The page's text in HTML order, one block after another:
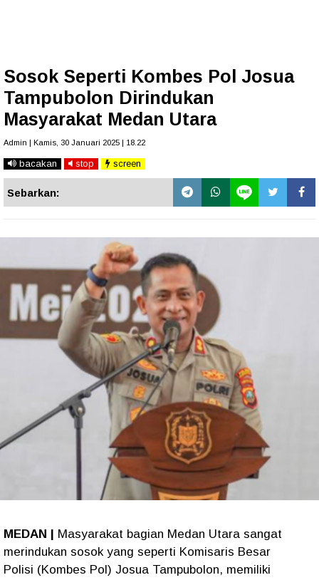
Sosok Seperti Kombes Pol Josua
Tampubolon Dirindukan
Masyarakat Medan Utara
Admin | Kamis, 30 Januari 2025 | 18.22
bacakan stop screen
Sebarkan:
MEDAN |
Masyarakat bagian Medan Utara sangat
merindukan sosok yang seperti Komisaris Besar
Polisi (Kombes Pol) Josua Tampubolon, memiliki